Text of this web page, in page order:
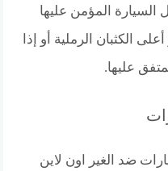
السيارة المؤمن عليها
الكثبان الرملية أو إذا
عليها.
ضد الغير اون لاين